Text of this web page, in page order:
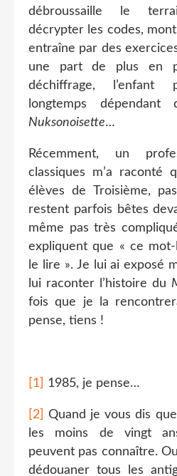
débroussaille le
décrypter les codes,
entraîne par des
une part de plus en
déchiffrage,
longtemps dépendant
Nuksonoisette…
Récemment, un
classiques m’a raconté
élèves de Troisième,
restent parfois bêtes
même pas très
expliquent que « ce
le lire ». Je lui ai exposé
lui raconter l’histoire du
fois que je la
pense, tiens !
[1] 1985, je pense…
[2]
Quand je vous dis
les moins de vingt
peuvent pas connaître.
dédouaner tous les